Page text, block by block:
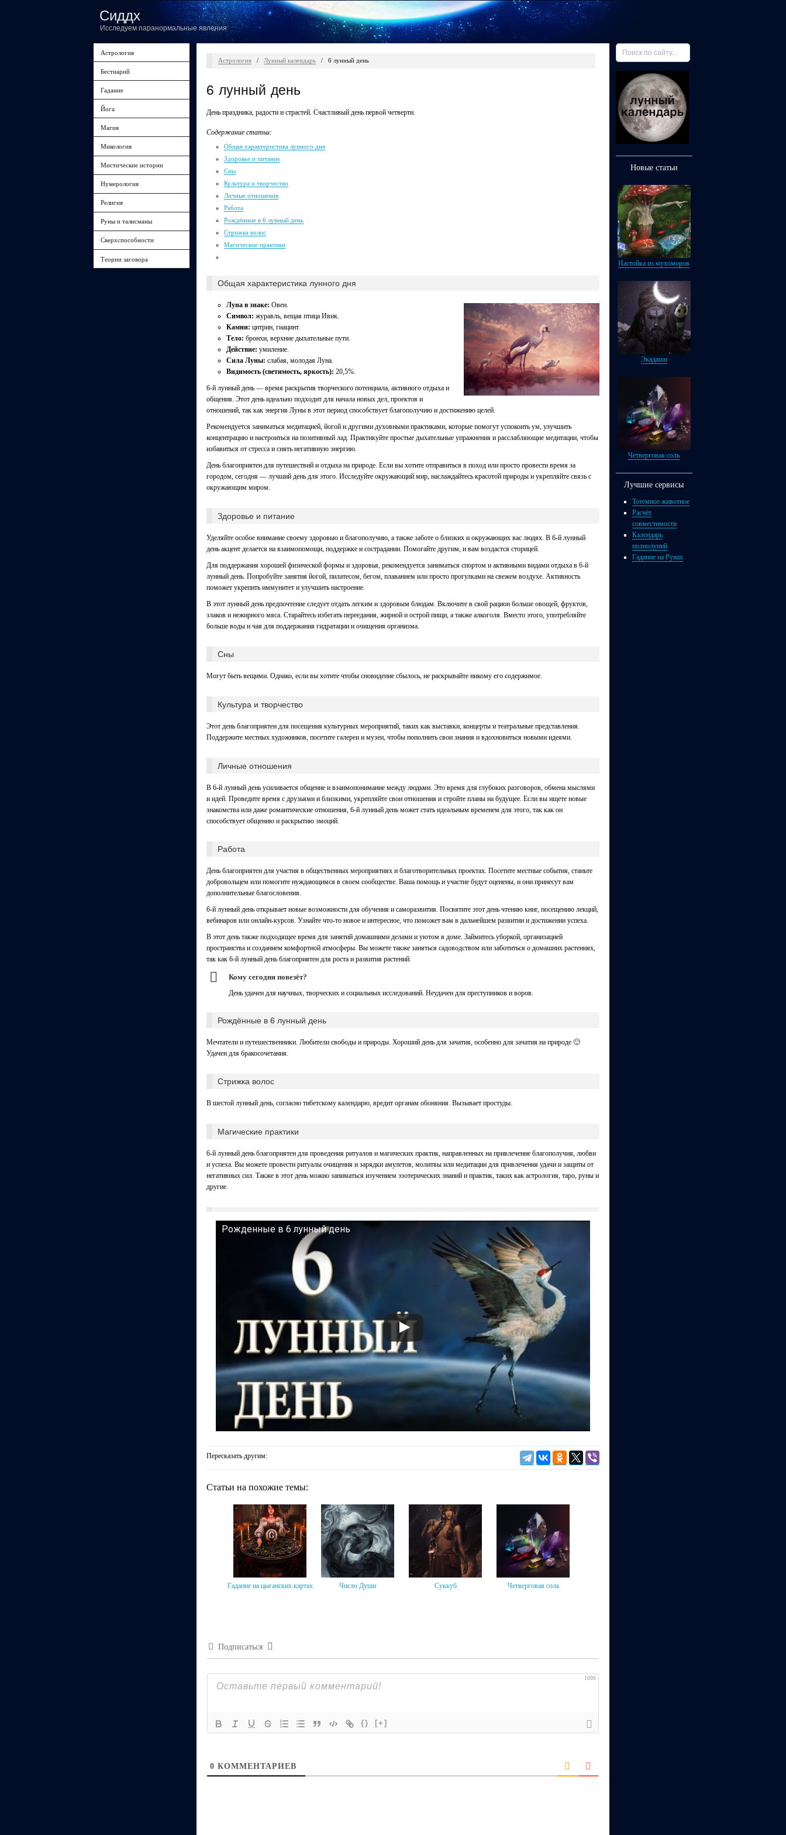
Сиддх
Исследуем паранормальные явления
Астрология
Бестиарий
Гадание
Йога
Магия
Микология
Мистические истории
Нумерология
Религия
Руны и талисманы
Сверхспособности
Теории заговора
Астрология / Лунный календарь / 6 лунный день
6 лунный день
День праздника, радости и страстей. Счастливый день первой четверти.
Содержание статьи:
Общая характеристика лунного дня
Здоровье и питание
Сны
Культура и творчество
Личные отношения
Работа
Рождённые в 6 лунный день
Стрижка волос
Магические практики
Общая характеристика лунного дня
Луна в знаке: Овен.
Символ: журавль, вещая птица Ивик.
Камни: цитрин, гиацинт.
Тело: бронхи, верхние дыхательные пути.
Действие: умиление.
Сила Луны: слабая, молодая Луна.
Видимость (светимость, яркость): 20,5%.
6-й лунный день — время раскрытия творческого потенциала, активного отдыха и
общения. Этот день идеально подходит для начала новых дел, проектов и
отношений, так как энергия Луны в этот период способствует благополучию и достижению целей.
Рекомендуется заниматься медитацией, йогой и другими духовными практиками, которые помогут успокоить ум, улучшить
концентрацию и настроиться на позитивный лад. Практикуйте простые дыхательные упражнения и расслабляющие медитации, чтобы
избавиться от стресса и снять негативную энергию.
День благоприятен для путешествий и отдыха на природе. Если вы хотите отправиться в поход или просто провести время за
городом, сегодня — лучший день для этого. Исследуйте окружающий мир, наслаждайтесь красотой природы и укрепляйте связь с
окружающим миром.
Здоровье и питание
Уделяйте особое внимание своему здоровью и благополучию, а также заботе о близких и окружающих вас людях. В 6-й лунный
день акцент делается на взаимопомощи, поддержке и сострадании. Помогайте другим, и вам воздастся сторицей.
Для поддержания хорошей физической формы и здоровья, рекомендуется заниматься спортом и активными видами отдыха в 6-й
лунный день. Попробуйте занятия йогой, пилатесом, бегом, плаванием или просто прогулками на свежем воздухе. Активность
поможет укрепить иммунитет и улучшить настроение.
В этот лунный день предпочтение следует отдать легким и здоровым блюдам. Включите в свой рацион больше овощей, фруктов,
злаков и нежирного мяса. Старайтесь избегать переедания, жирной и острой пищи, а также алкоголя. Вместо этого, употребляйте
больше воды и чая для поддержания гидратации и очищения организма.
Сны
Могут быть вещими. Однако, если вы хотите чтобы сновидение сбылось, не раскрывайте никому его содержимое.
Культура и творчество
Этот день благоприятен для посещения культурных мероприятий, таких как выставки, концерты и театральные представления.
Поддержите местных художников, посетите галереи и музеи, чтобы пополнить свои знания и вдохновиться новыми идеями.
Личные отношения
В 6-й лунный день усиливается общение и взаимопонимание между людьми. Это время для глубоких разговоров, обмена мыслями
и идей. Проведите время с друзьями и близкими, укрепляйте свои отношения и стройте планы на будущее. Если вы ищете новые
знакомства или даже романтические отношения, 6-й лунный день может стать идеальным временем для этого, так как он
способствует общению и раскрытию эмоций.
Работа
День благоприятен для участия в общественных мероприятиях и благотворительных проектах. Посетите местные события, станьте
добровольцем или помогите нуждающимся в своем сообществе. Ваша помощь и участие будут оценены, и они принесут вам
дополнительные благословения.
6-й лунный день открывает новые возможности для обучения и саморазвития. Посвятите этот день чтению книг, посещению лекций,
вебинаров или онлайн-курсов. Узнайте что-то новое и интересное, что поможет вам в дальнейшем развитии и достижении успеха.
В этот день также подходящее время для занятий домашними делами и уютом в доме. Займитесь уборкой, организацией
пространства и созданием комфортной атмосферы. Вы можете также заняться садоводством или заботиться о домашних растениях,
так как 6-й лунный день благоприятен для роста и развития растений.
Кому сегодня повезёт?
День удачен для научных, творческих и социальных исследований. Неудачен для преступников и воров.
Рождённые в 6 лунный день
Мечтатели и путешественники. Любители свободы и природы. Хороший день для зачатия, особенно для зачатия на природе 🙂
Удачен для бракосочетания.
Стрижка волос
В шестой лунный день, согласно тибетскому календарю, вредит органам обоняния. Вызывает простуды.
Магические практики
6-й лунный день благоприятен для проведения ритуалов и магических практик, направленных на привлечение благополучия, любви
и успеха. Вы можете провести ритуалы очищения и зарядки амулетов, молитвы или медитации для привлечения удачи и защиты от
негативных сил. Также в этот день можно заниматься изучением эзотерических знаний и практик, таких как астрология, таро, руны и
другие.
Рожденные в 6 лунный день
Пересказать другим:
Статьи на похожие темы:
Гадание на цыганских картах Число Души Суккуб Четверговая соль
Подписаться
1000
{} [+]
0 КОММЕНТАРИЕВ
Новые статьи
Настойка из мухоморов
Экадаши
Четверговая соль
Лучшие сервисы
Тотемное животное
Расчёт
совместимости
Календарь
полнолуний
Гадание на Рунах